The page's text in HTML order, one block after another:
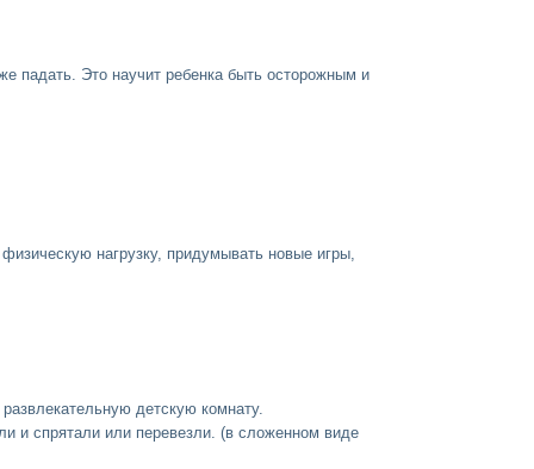
падать. Это научит ребенка быть осторожным и
нагрузку, придумывать новые игры,
детскую комнату.
и спрятали или перевезли. (в сложенном виде